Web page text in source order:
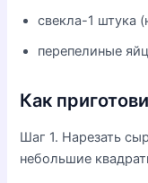
свекла-1 штука
перепелиные
Как
Шаг 1. Нарезать
небольшие